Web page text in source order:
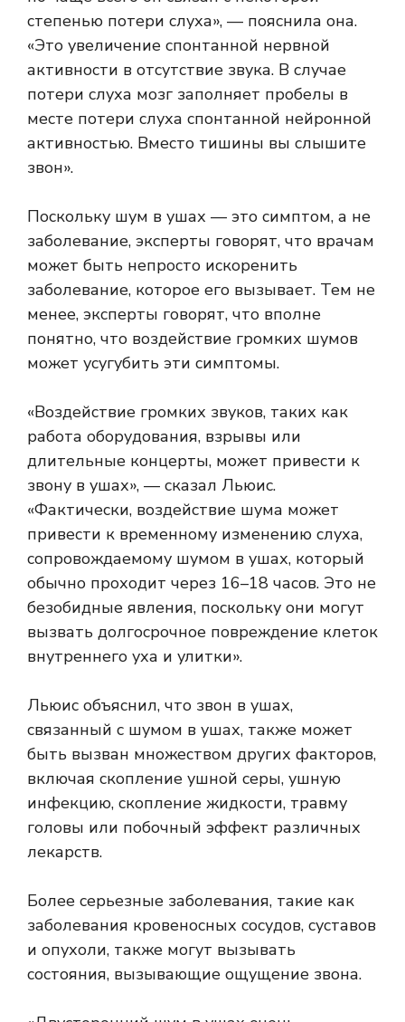
степенью потери слуха», — пояснила она.
«Это увеличение спонтанной нервной
активности в отсутствие звука. В случае
потери слуха мозг заполняет пробелы в
месте потери слуха спонтанной нейронной
активностью. Вместо тишины вы слышите
звон».
Поскольку шум в ушах — это симптом, а не
заболевание, эксперты говорят, что врачам
может быть непросто искоренить
заболевание, которое его вызывает. Тем не
менее, эксперты говорят, что вполне
понятно, что воздействие громких шумов
может усугубить эти симптомы.
«Воздействие громких звуков, таких как
работа оборудования, взрывы или
длительные концерты, может привести к
звону в ушах», — сказал Льюис.
«Фактически, воздействие шума может
привести к временному изменению слуха,
сопровождаемому шумом в ушах, который
обычно проходит через 16–18 часов. Это не
безобидные явления, поскольку они могут
вызвать долгосрочное повреждение клеток
внутреннего уха и улитки».
Льюис объяснил, что звон в ушах,
связанный с шумом в ушах, также может
быть вызван множеством других факторов,
включая скопление ушной серы, ушную
инфекцию, скопление жидкости, травму
головы или побочный эффект различных
лекарств.
Более серьезные заболевания, такие как
заболевания кровеносных сосудов, суставов
и опухоли, также могут вызывать
состояния, вызывающие ощущение звона.